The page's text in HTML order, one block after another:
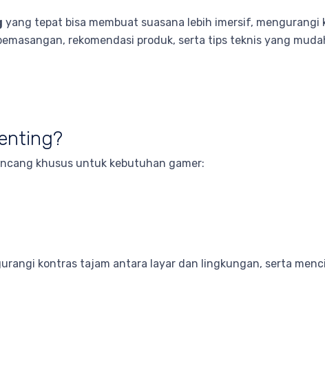
yang tepat bisa membuat suasana lebih imersif, mengurangi
rekomendasi produk, serta tips teknis yang
khusus untuk kebutuhan gamer:
kontras tajam antara layar dan lingkungan, serta